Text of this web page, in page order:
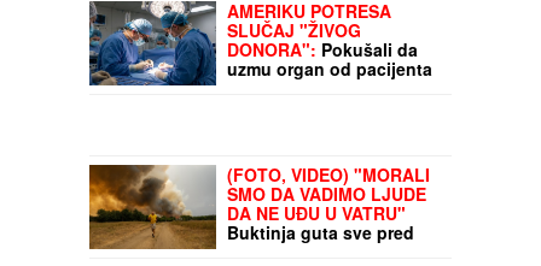
PAMETNI LJUDI ČESTO
PRAVE OVU GREŠKU
Naučnici otkrili zbog
čega im se ovo dešava i
misle da su ove brutalne
reči upućene Draganu:
"Svima sam donela samo
dobro"